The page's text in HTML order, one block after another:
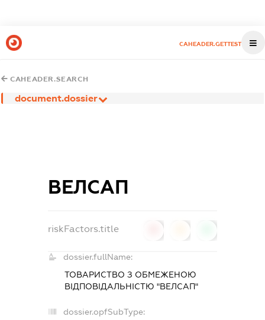
CAHEADER.GETTEST
CAHEADER.SEARCH
document.dossier
ВЕЛСАП
riskFactors.title
dossier.fullName:
ТОВАРИСТВО З ОБМЕЖЕНОЮ
ВІДПОВІДАЛЬНІСТЮ "ВЕЛСАП"
dossier.opfSubType: